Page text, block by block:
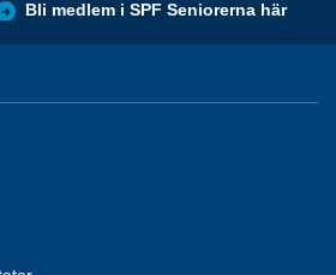
Bli medlem i SPF Seniorerna här